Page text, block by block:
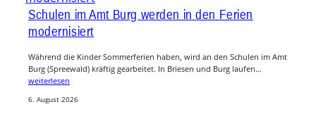
Schulen im Amt Burg werden in den Ferien
modernisiert
Während die Kinder Sommerferien haben, wird an den Schulen im Amt
Burg (Spreewald) kräftig gearbeitet. In Briesen und Burg laufen…
weiterlesen
6. August 2026